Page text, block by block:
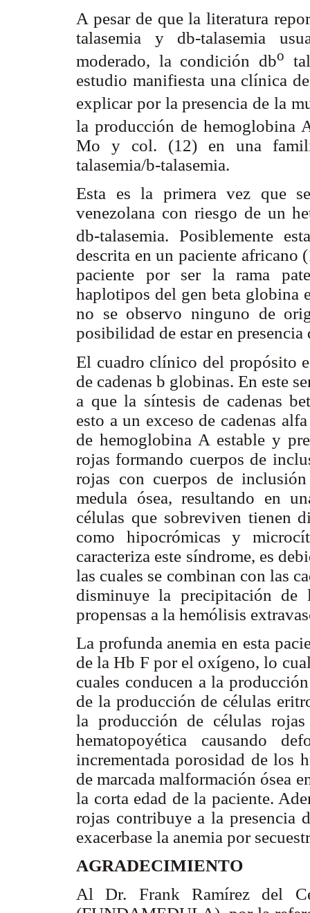
A pesar de que la literatura
talasemia y db-talasemia
moderado, la condición dbo
estudio manifiesta una clínica
explicar por la presencia de la
la producción de hemoglobina
Mo y col. (12) en una
talasemia/b-talasemia.
Esta es la primera vez que
venezolana con riesgo de un
db-talasemia. Posiblemente
descrita en un paciente africano
paciente por ser la rama
haplotipos del gen beta globina
no se observo ninguno de
posibilidad de estar en
El cuadro clínico del propósito
de cadenas b globinas. En este
a que la síntesis de cadenas
esto a un exceso de cadenas
de hemoglobina A estable y
rojas formando cuerpos de
rojas con cuerpos de
medula ósea, resultando en
células que sobreviven tienen
como hipocrómicas y
caracteriza este síndrome, es
las cuales se combinan con las
disminuye la precipitación de
propensas a la hemólisis
La profunda anemia en esta
de la Hb F por el oxígeno, lo
cuales conducen a la
de la producción de células
la producción de células
hematopoyética causando
incrementada porosidad de los
de marcada malformación ósea
la corta edad de la paciente.
rojas contribuye a la presencia
exacerbase la anemia por
AGRADECIMIENTO
Al Dr. Frank Ramírez del